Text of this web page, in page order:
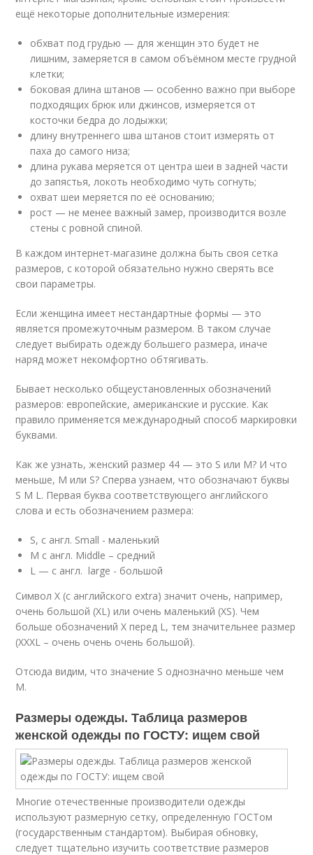
ещё некоторые дополнительные измерения:
обхват под грудью — для женщин это будет не
лишним, замеряется в самом объёмном месте грудной
клетки;
боковая длина штанов — особенно важно при выборе
подходящих брюк или джинсов, измеряется от
косточки бедра до лодыжки;
длину внутреннего шва штанов стоит измерять от
паха до самого низа;
длина рукава меряется от центра шеи в задней части
до запястья, локоть необходимо чуть согнуть;
охват шеи меряется по её основанию;
рост — не менее важный замер, производится возле
стены с ровной спиной.
В каждом интернет-магазине должна быть своя сетка
размеров, с которой обязательно нужно сверять все
свои параметры.
Если женщина имеет нестандартные формы — это
является промежуточным размером. В таком случае
следует выбирать одежду большего размера, иначе
наряд может некомфортно обтягивать.
Бывает несколько общеустановленных обозначений
размеров: европейские, американские и русские. Как
правило применяется международный способ маркировки
буквами.
Как же узнать, женский размер 44 — это S или M? И что
меньше, M или S? Сперва узнаем, что обозначают буквы
S M L. Первая буква соответствующего английского
слова и есть обозначением размера:
S, с англ. Small - маленький
M с англ. Middle – средний
L — с англ. large - большой
Символ Х (с английского extra) значит очень, например,
очень большой (XL) или очень маленький (XS). Чем
больше обозначений Х перед L, тем значительнее размер
(XXXL – очень очень очень большой).
Отсюда видим, что значение S однозначно меньше чем
М.
Размеры одежды. Таблица размеров
женской одежды по ГОСТУ: ищем свой
Многие отечественные производители одежды
используют размерную сетку, определенную ГОСТом
(государственным стандартом). Выбирая обновку,
следует тщательно изучить соответствие размеров